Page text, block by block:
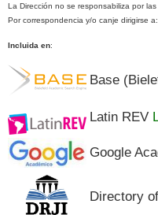
La Dirección no se responsabiliza por
Por correspondencia y/o canje dirigirse a:
Incluida en:
Base
Latin REV
Google
Directory